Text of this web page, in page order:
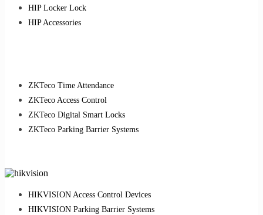
HIP Locker Lock
HIP Accessories
ZKTeco Time Attendance
ZKTeco Access Control
ZKTeco Digital Smart Locks
ZKTeco Parking Barrier Systems
HIKVISION Access Control Devices
HIKVISION Parking Barrier Systems